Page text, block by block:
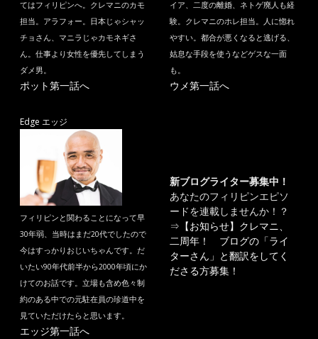
てはフィリピンへ。クレマニのカモ
担当。アラフォー。日本じゃシャッ
チョさん、マニラじゃカモネギさ
ん。仕事より女性を優先してしまう
ダメ男。
ポット第一話へ
イア、二度の離婚、ネトゲ廃人も経
験。クレマニのホレ担当。人に惚れ
やすい。都合が悪くなると逃げる、
姑息な手段を使うなどゲスな一面
も。
ウメ第一話へ
Edge エッジ
フィリピンと関わることになって早
30年弱、当時はまだ20代でしたので
今はすっかりおじいちゃんです。だ
いたい90年代前半から2000年頃にか
けてのお話です。立場も含め色々制
約のある中での元駐在員の珍道中を
見ていただけたらと思います。
エッジ第一話へ
新ブログライター募集中！
あなたのフィリピンエピソ
ードを連載しませんか！？
⇒ 【お知らせ】クレマニ、
二周年！ ブログの「ライ
ターさん」と翻訳をしてく
ださる方募集！